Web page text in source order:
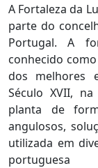
A Fortaleza da
parte do
Portugal. A
conhecido
dos melhores
Século XVII,
planta de
angulosos,
utilizada em
portuguesa